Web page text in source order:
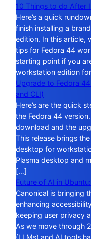
10 Things to do After
Here’s a quick
finish installing a
edition. In this article,
tips for Fedora 44
starting point if you
workstation edition
Upgrade to Fedora
and CLI)
Here’s are the quick
the Fedora 44
download and the
This release brings
desktop for
Plasma desktop and
[…]
Future of AI in
Canonical is bringing
enhancing
keeping user privacy
As we move through